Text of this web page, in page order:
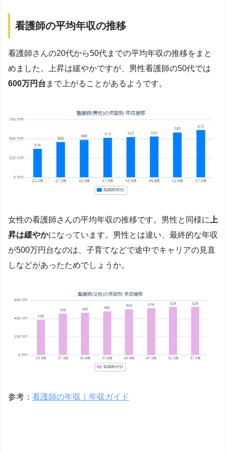
看護師の平均年収の推移
看護師さんの20代から50代までの平均年収の推移をまと
めました。上昇は緩やかですが、男性看護師の50代では
600万円台 まで上がることがあるようです。
女性の看護師さんの平均年収の推移です。男性と同様に
上
昇は緩やかになっています。男性とは違い、最終的な年収
が500万円台なのは、子育てなどで途中でキャリアの見直
しなどがあったためでしょうか。
参考： 看護師の年収｜年収ガイド